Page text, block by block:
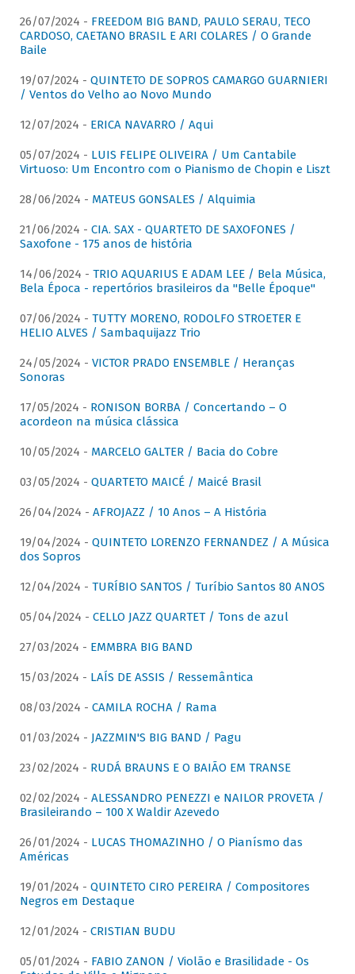
26/07/2024 - FREEDOM BIG BAND, PAULO SERAU, TECO
CARDOSO, CAETANO BRASIL E ARI COLARES / O Grande
Baile
19/07/2024 - QUINTETO DE SOPROS CAMARGO GUARNIERI
/ Ventos do Velho ao Novo Mundo
12/07/2024 - ERICA NAVARRO / Aqui
05/07/2024 - LUIS FELIPE OLIVEIRA / Um Cantabile
Virtuoso: Um Encontro com o Pianismo de Chopin e Liszt
28/06/2024 - MATEUS GONSALES / Alquimia
21/06/2024 - CIA. SAX - QUARTETO DE SAXOFONES /
Saxofone - 175 anos de história
14/06/2024 - TRIO AQUARIUS E ADAM LEE / Bela Música,
Bela Época - repertórios brasileiros da "Belle Époque"
07/06/2024 - TUTTY MORENO, RODOLFO STROETER E
HELIO ALVES / Sambaquijazz Trio
24/05/2024 - VICTOR PRADO ENSEMBLE / Heranças
Sonoras
17/05/2024 - RONISON BORBA / Concertando – O
acordeon na música clássica
10/05/2024 - MARCELO GALTER / Bacia do Cobre
03/05/2024 - QUARTETO MAICÉ / Maicé Brasil
26/04/2024 - AFROJAZZ / 10 Anos – A História
19/04/2024 - QUINTETO LORENZO FERNANDEZ / A Música
dos Sopros
12/04/2024 - TURÍBIO SANTOS / Turíbio Santos 80 ANOS
05/04/2024 - CELLO JAZZ QUARTET / Tons de azul
27/03/2024 - EMMBRA BIG BAND
15/03/2024 - LAÍS DE ASSIS / Ressemântica
08/03/2024 - CAMILA ROCHA / Rama
01/03/2024 - JAZZMIN'S BIG BAND / Pagu
23/02/2024 - RUDÁ BRAUNS E O BAIÃO EM TRANSE
02/02/2024 - ALESSANDRO PENEZZI e NAILOR PROVETA /
Brasileirando – 100 X Waldir Azevedo
26/01/2024 - LUCAS THOMAZINHO / O Pianísmo das
Américas
19/01/2024 - QUINTETO CIRO PEREIRA / Compositores
Negros em Destaque
12/01/2024 - CRISTIAN BUDU
05/01/2024 - FABIO ZANON / Violão e Brasilidade - Os